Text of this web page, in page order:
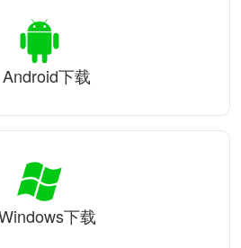
Android下载
下载